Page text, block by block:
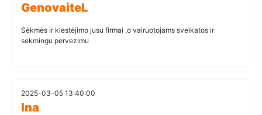
GenovaiteL
Sėkmės ir klestėjimo jusu firmai ,o vairuotojams sveikatos ir
sekmingu pervezimu
2025-03-05 13:40:00
Ina